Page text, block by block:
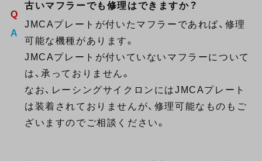
古いマフラーでも修理はできますか？
JMCAプレートが付いたマフラーであれば、修理
可能な機種があります。
JMCAプレートが付いていないマフラーについて
は、承っておりません。
なお、レーシングサイクロンにはJMCAプレート
は装着されておりませんが、修理可能なものもご
ざいますのでご相談ください。